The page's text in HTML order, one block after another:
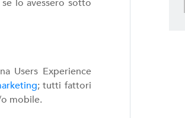
lo avessero sotto
Users Experience
; tutti fattori
mobile.